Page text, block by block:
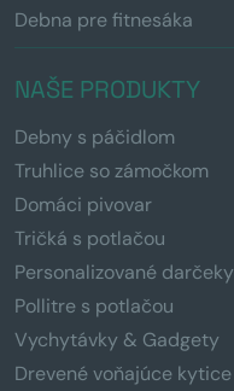
Debna pre fitnesáka
NAŠE PRODUKTY
Debny s páčidlom
Truhlice so zámočkom
Domáci pivovar
Tričká s potlačou
Personalizované darčeky
Pollitre s potlačou
Vychytávky & Gadgety
Drevené voňajúce kytice